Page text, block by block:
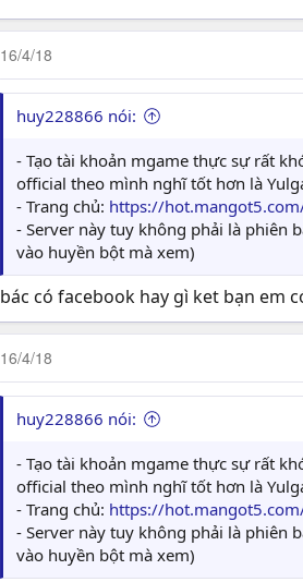
16/4/18
huy228866 nói:
- Tạo tài khoản mgame thực sự rất
official theo mình nghĩ tốt hơn là
- Trang chủ: https://
- Server này tuy không phải là phiên
vào huyền bột mà xem)
bác có facebook hay gì ket bạn em
16/4/18
huy228866 nói:
- Tạo tài khoản mgame thực sự rất
official theo mình nghĩ tốt hơn là
- Trang chủ: https://
- Server này tuy không phải là phiên
vào huyền bột mà xem)